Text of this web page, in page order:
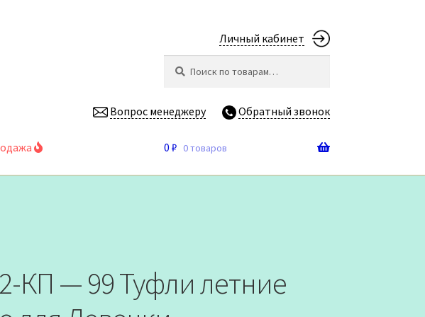
Личный кабинет
Вопрос менеджеру Обратный звонок
0 ₽ 0 товаров
КП — 99 Туфли летние